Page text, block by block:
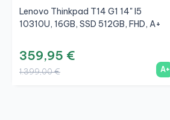
Lenovo Thinkpad T14 G1 14" I5
10310U, 16GB, SSD 512GB, FHD, A+
359,95 €
1.399,00 € A+